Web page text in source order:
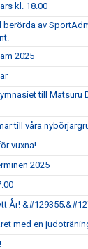
kl. 18.00
av
2025
till Matsuru
till våra
vuxna!
2025
År!
med en